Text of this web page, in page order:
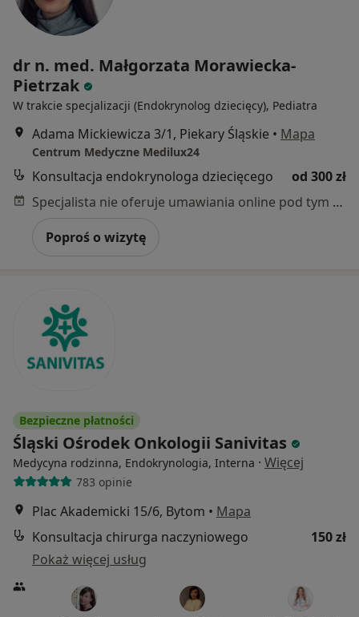
dr n. med. Małgorzata Morawiecka-
Pietrzak
W trakcie specjalizacji (Endokrynolog dziecięcy), Pediatra
Adama Mickiewicza 3/1, Piekary Śląskie • Mapa
Centrum Medyczne Medilux24
Konsultacja endokrynologa dziecięcego
od 300 zł
Specjalista nie oferuje umawiania online pod tym adresem.
Poproś o wizytę
Bezpieczne płatności
Śląski Ośrodek Onkologii Sanivitas
Medycyna rodzinna, Endokrynologia, Interna · Więcej
783 opinie
Plac Akademicki 15/6, Bytom • Mapa
Konsultacja chirurga naczyniowego
150 zł
Pokaż więcej usług